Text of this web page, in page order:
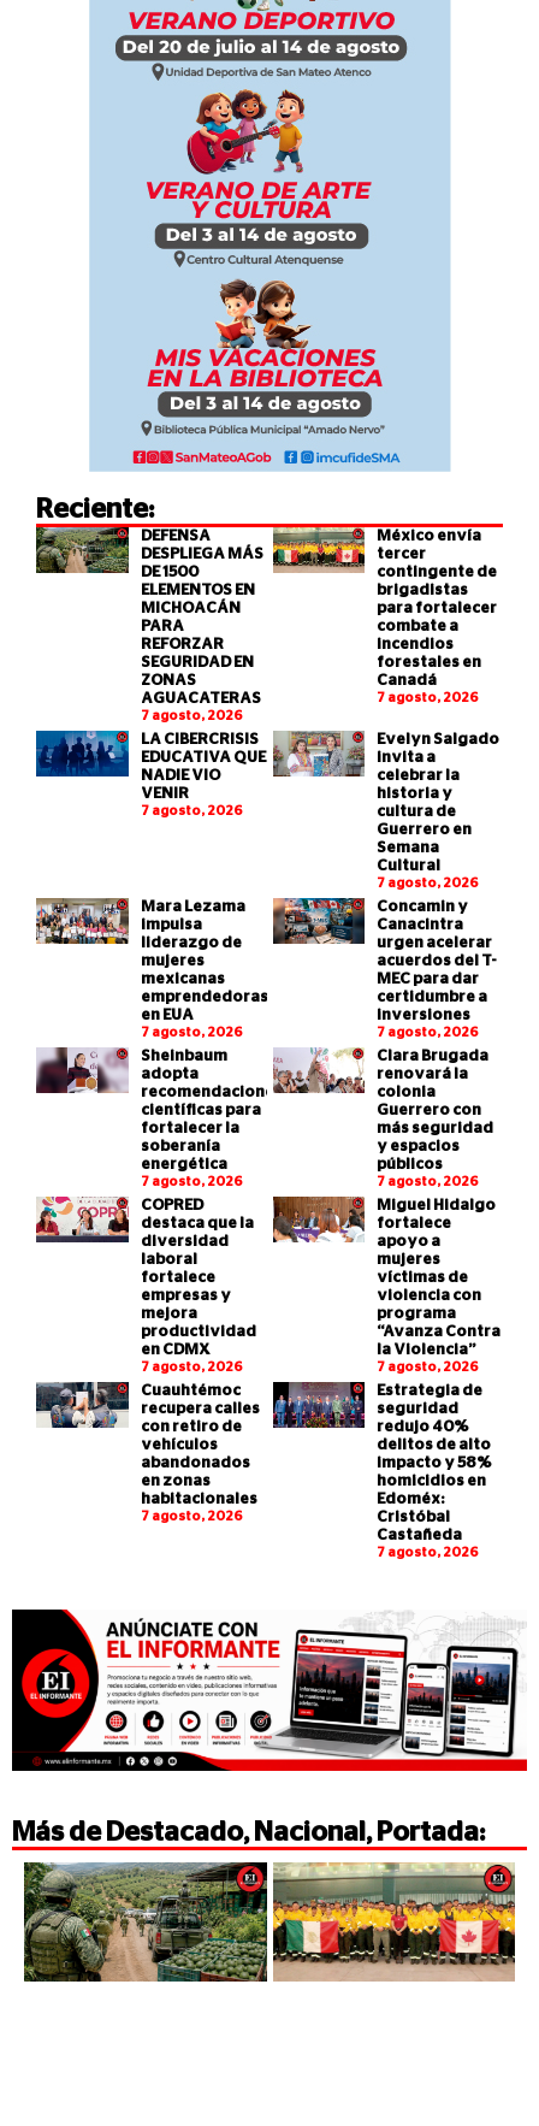
Reciente:
DEFENSA
DESPLIEGA MÁS
DE 1500
ELEMENTOS EN
MICHOACÁN
PARA
REFORZAR
SEGURIDAD EN
ZONAS
AGUACATERAS
7 agosto, 2026
México envía
tercer
contingente de
brigadistas
para fortalecer
combate a
incendios
forestales en
Canadá
7 agosto, 2026
LA CIBERCRISIS
EDUCATIVA QUE
NADIE VIO
VENIR
7 agosto, 2026
Evelyn Salgado
invita a
celebrar la
historia y
cultura de
Guerrero en
Semana
Cultural
7 agosto, 2026
Mara Lezama
impulsa
liderazgo de
mujeres
mexicanas
emprendedoras
en EUA
7 agosto, 2026
Concamin y
Canacintra
urgen acelerar
acuerdos del T-
MEC para dar
certidumbre a
inversiones
7 agosto, 2026
Sheinbaum
adopta
recomendaciones
científicas para
fortalecer la
soberanía
energética
7 agosto, 2026
Clara Brugada
renovará la
colonia
Guerrero con
más seguridad
y espacios
públicos
7 agosto, 2026
COPRED
destaca que la
diversidad
laboral
fortalece
empresas y
mejora
productividad
en CDMX
7 agosto, 2026
Miguel Hidalgo
fortalece
apoyo a
mujeres
víctimas de
violencia con
programa
“Avanza Contra
la Violencia”
7 agosto, 2026
Cuauhtémoc
recupera calles
con retiro de
vehículos
abandonados
en zonas
habitacionales
7 agosto, 2026
Estrategia de
seguridad
redujo 40%
delitos de alto
impacto y 58%
homicidios en
Edoméx:
Cristóbal
Castañeda
7 agosto, 2026
Más de Destacado, Nacional , Portada: